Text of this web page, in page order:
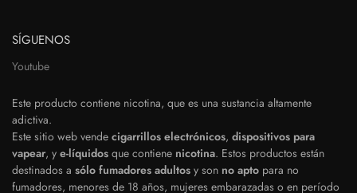
SÍGUENOS
Youtube
Este producto contiene nicotina, que es una sustancia altamente
adictiva.
Este sitio web vende cigarrillos electrónicos, dispositivos para
vapear, y e-líquidos que contiene nicotina. Estos productos están
destinados a sólo fumadores adultos y son no apto para no
fumadores, menores de 18 años, mujeres embarazadas o en período